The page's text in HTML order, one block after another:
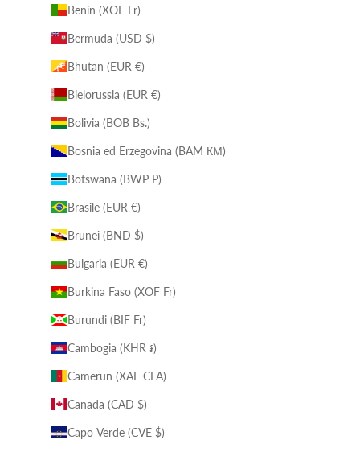
Benin (XOF Fr)
Bermuda (USD $)
Bhutan (EUR €)
Bielorussia (EUR €)
Bolivia (BOB Bs.)
Bosnia ed Erzegovina (BAM КМ)
Botswana (BWP P)
Brasile (EUR €)
Brunei (BND $)
Bulgaria (EUR €)
Burkina Faso (XOF Fr)
Burundi (BIF Fr)
Cambogia (KHR ៛)
Camerun (XAF CFA)
Canada (CAD $)
Capo Verde (CVE $)